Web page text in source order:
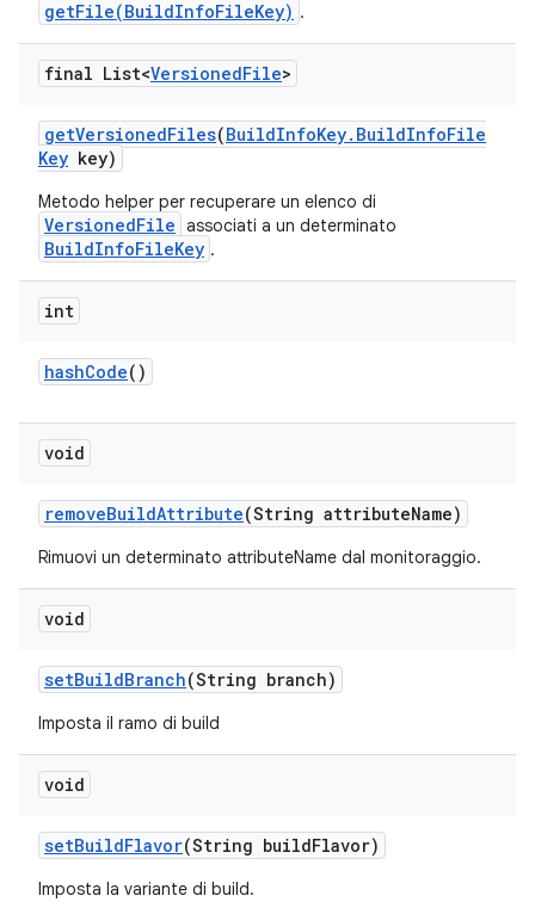
getFile(BuildInfoFileKey) .
final List<VersionedFile>
getVersionedFiles(BuildInfoKey. BuildInfoFile
Key key)
Metodo helper per recuperare un elenco di
VersionedFile associati a un determinato
BuildInfoFileKey .
int
hashCode()
void
removeBuildAttribute(String attributeName)
Rimuovi un determinato attributeName dal monitoraggio.
void
setBuildBranch(String branch)
Imposta il ramo di build
void
setBuildFlavor(String buildFlavor)
Imposta la variante di build.